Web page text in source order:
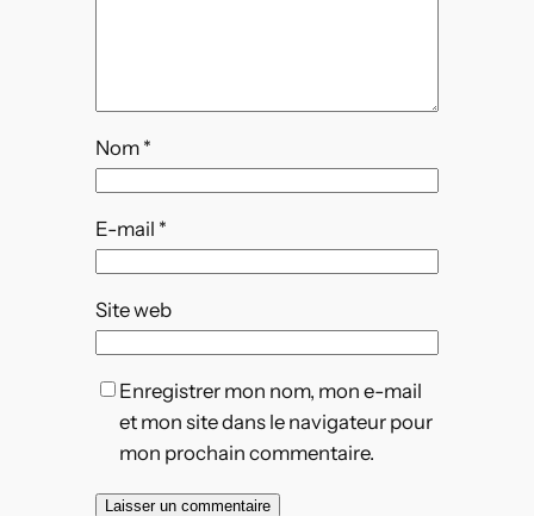
Nom *
E-mail *
Site web
Enregistrer mon nom, mon e-mail
et mon site dans le navigateur pour
mon prochain commentaire.